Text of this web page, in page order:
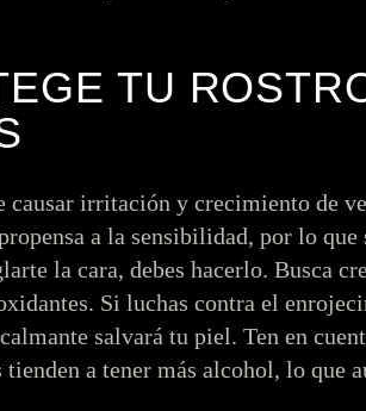
TU
causar irritación y crecimiento de
a la sensibilidad, por lo que
la cara, debes hacerlo. Busca
Si luchas contra el
salvará tu piel. Ten en
a tener más alcohol, lo que